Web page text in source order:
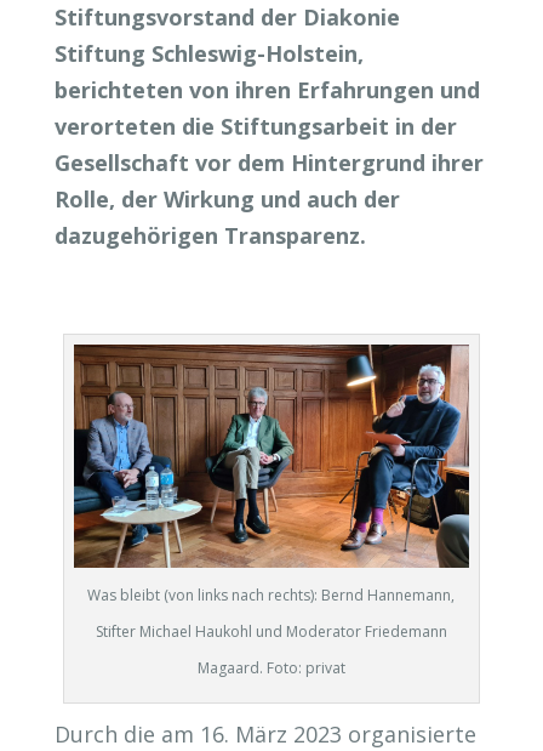
Stiftungsvorstand der Diakonie
Stiftung Schleswig-Holstein,
berichteten von ihren Erfahrungen und
verorteten die Stiftungsarbeit in der
Gesellschaft vor dem Hintergrund ihrer
Rolle, der Wirkung und auch der
dazugehörigen Transparenz.
Was bleibt (von links nach rechts): Bernd Hannemann,
Stifter Michael Haukohl und Moderator Friedemann
Magaard. Foto: privat
Durch die am 16. März 2023 organisierte